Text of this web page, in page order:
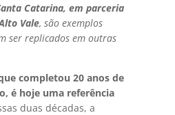
Catarina, em parceria
Vale, são exemplos
ser replicados em outras
completou 20 anos de
é hoje uma referência
duas décadas, a